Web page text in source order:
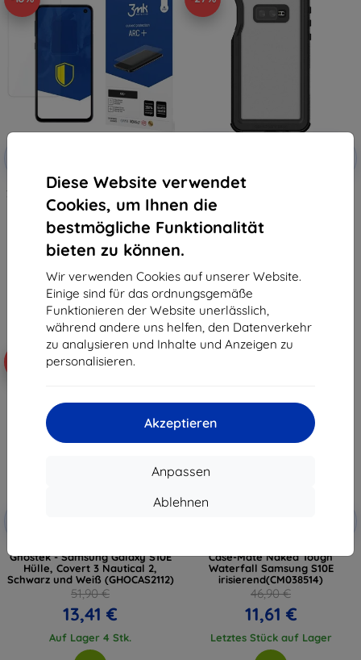
Diese Website verwendet
Cookies, um Ihnen die
bestmögliche Funktionalität
bieten zu können.
Wir verwenden Cookies auf unserer Website.
Einige sind für das ordnungsgemäße
Funktionieren der Website unerlässlich,
während andere uns helfen, den Datenverkehr
zu analysieren und Inhalte und Anzeigen zu
personalisieren.
Akzeptieren
Anpassen
Ablehnen
3MK Samsung Galaxy S10e - 3mk
ARC Sonderedition Schutzfolie
11,90 €
10,71 €
Ghostek Hülle Samsung Galaxy
S10e Nautical 2 schwarz-rot
51,90 €
Auf Lager > 5 Stk.
Ghostek - Samsung Galaxy S10E
Hülle, Covert 3 Nautical 2,
Schwarz und Weiß (GHOCAS2112)
51,90 €
13,41 €
Auf Lager 4 Stk.
Case-Mate Naked Tough
Waterfall Samsung S10E
irisierend(CM038514)
46,90 €
11,61 €
Letztes Stück auf Lager